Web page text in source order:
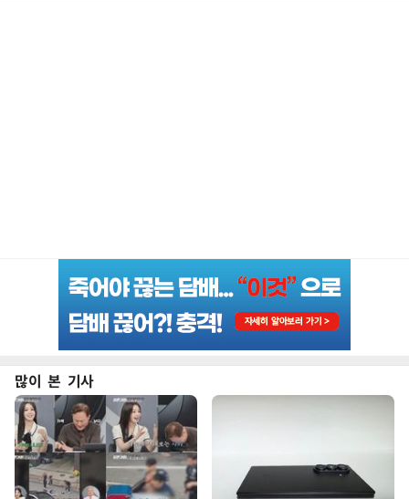
많이 본 기사